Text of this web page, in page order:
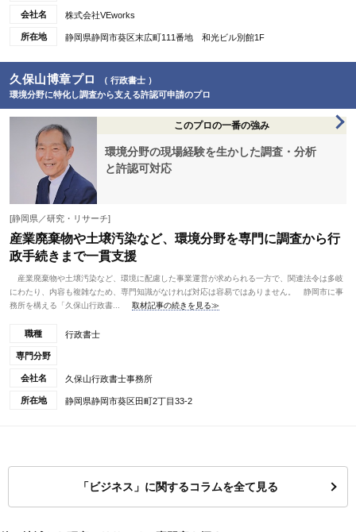
会社名 株式会社VEworks
所在地 静岡県静岡市葵区末広町111番地 和光ビル別館1F
久保山博章プロ
（ 行政書士 ）
環境分野に特化し調査から支える許認可申請のプロ
このプロの一番の強み
環境分野の現場経験を生かした調査・分析
と許認可対応
[静岡県／研究・リサーチ]
産業廃棄物や土壌汚染など、環境分野を専門に調査から行
政手続きまで一貫支援
産業廃棄物や土壌汚染など、環境に配慮した事業運営が求められる一方で、関連法令は多岐
にわたり、内容も複雑なため、専門知識がなければ対応は容易ではありません。 静岡市に事
務所を構える「久保山行政書...
取材記事の続きを見る≫
職種 行政書士
専門分野
会社名 久保山行政書士事務所
所在地 静岡県静岡市葵区田町2丁目33-2
「ビジネス」に関するコラムを全て見る